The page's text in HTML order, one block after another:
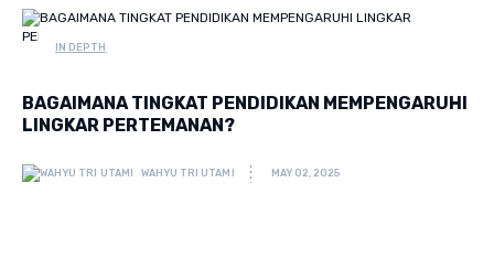
IN DEPTH
BAGAIMANA TINGKAT PENDIDIKAN MEMPENGARUHI
LINGKAR PERTEMANAN?
WAHYU TRI UTAMI MAY 02, 2025